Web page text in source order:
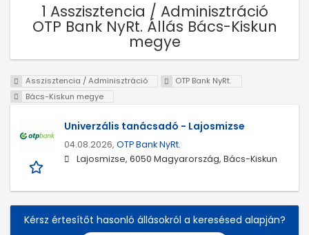
1 Asszisztencia / Adminisztráció
OTP Bank NyRt. Állás Bács-Kiskun
megye
Asszisztencia / Adminisztráció
OTP Bank NyRt.
Bács-Kiskun megye
Univerzális tanácsadó - Lajosmizse
04.08.2026, OTP Bank NyRt.
Lajosmizse, 6050 Magyarország, Bács-Kiskun
Kérsz értesítőt hasonló állásokról a keresésed alapján?